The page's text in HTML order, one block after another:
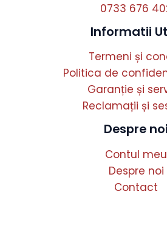
0733 676
Informatii
Termeni și
Politica de
Garanție și
Reclamații și
Despre noi
Contul meu
Despre noi
Contact